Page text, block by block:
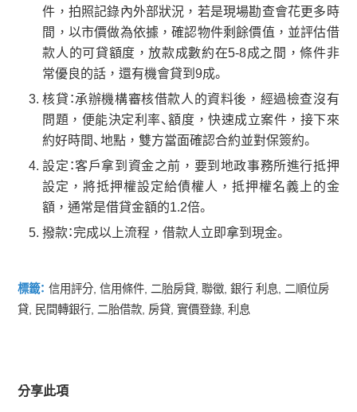
件，拍照記錄內外部狀況，若是現場勘查會花更多時
間，以市價做為依據，確認物件剩餘價值，並評估借
款人的可貸額度，放款成數約在5-8成之間，條件非
常優良的話，還有機會貸到9成。
核貸：承辦機構審核借款人的資料後，經過檢查沒有
問題，便能決定利率、額度，快速成立案件，接下來
約好時間、地點，雙方當面確認合約並對保簽約。
設定：客戶拿到資金之前，要到地政事務所進行抵押
設定，將抵押權設定給債權人，抵押權名義上的金
額，通常是借貸金額的1.2倍。
撥款：完成以上流程，借款人立即拿到現金。
標籤： 信用評分,信用條件,二胎房貸,聯徵,銀行 利息,二順位房
貸, 民間轉銀行,二胎借款, 房貸,實價登錄,利息
分享此項